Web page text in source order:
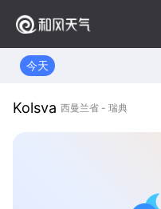
今天
Kolsva 西曼兰省 - 瑞典